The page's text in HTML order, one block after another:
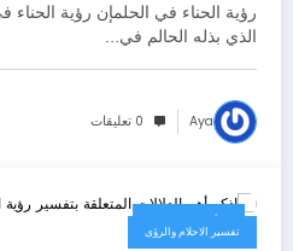
رؤية الحناء في الحلمإن رؤية الحناء
الذي بذله الحالم في…
Aya 0 تعليقات
تفسير الاحلام والرؤى